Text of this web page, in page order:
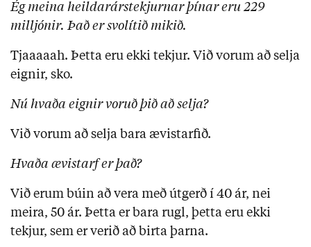
Ég meina heildarárstekjurnar þínar eru 229
milljónir. Það er svolítið mikið.
Tjaaaaah. Þetta eru ekki tekjur. Við vorum að selja
eignir, sko.
Nú hvaða eignir voruð þið að selja?
Við vorum að selja bara ævistarfið.
Hvaða ævistarf er það?
Við erum búin að vera með útgerð í 40 ár, nei
meira, 50 ár. Þetta er bara rugl, þetta eru ekki
tekjur, sem er verið að birta þarna.